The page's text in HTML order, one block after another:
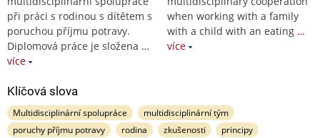
při práci s rodinou s dítětem s
poruchou příjmu potravy.
Diplomová práce je složena …
více
when working with a family
with a child with an eating …
více
Klíčová slova
Multidisciplinární spolupráce
multidisciplinární tým
poruchy příjmu potravy
rodina zkušenosti principy